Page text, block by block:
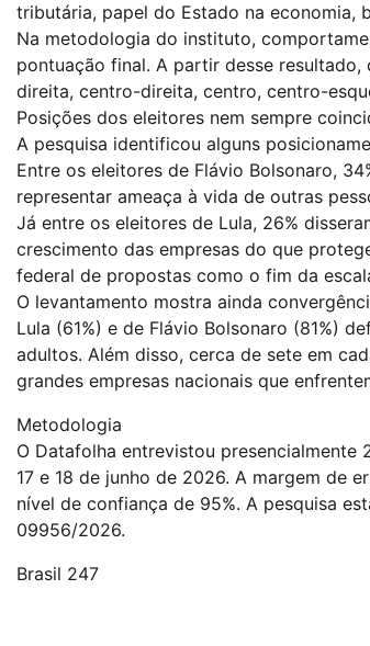
tributária, papel do Estado na economia,
Na metodologia do instituto,
pontuação final. A partir desse
direita, centro-direita, centro, centro-
Posições dos eleitores nem sempre
A pesquisa identificou alguns
Entre os eleitores de Flávio Bolsonaro,
representar ameaça à vida de outras
Já entre os eleitores de Lula, 26%
crescimento das empresas do que
federal de propostas como o fim da
O levantamento mostra ainda
Lula (61%) e de Flávio Bolsonaro (81%)
adultos. Além disso, cerca de sete em
grandes empresas nacionais que
Metodologia
O Datafolha entrevistou presencialmente
17 e 18 de junho de 2026. A margem de
nível de confiança de 95%. A pesquisa
09956/2026.
Brasil 247